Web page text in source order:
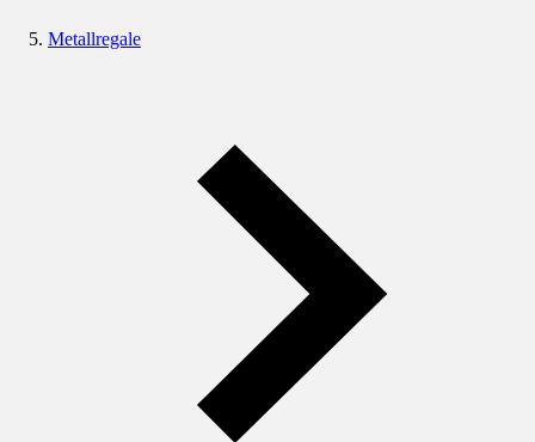
Metallregale